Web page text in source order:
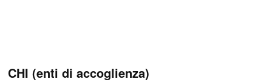
CHI (enti di accoglienza)